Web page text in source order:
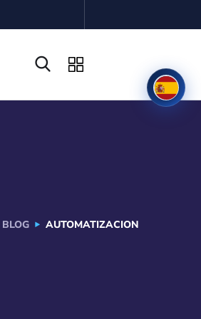
BLOG AUTOMATIZACION